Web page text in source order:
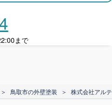
まで
＞ 鳥取市の外壁塗装 ＞ 株式会社アル